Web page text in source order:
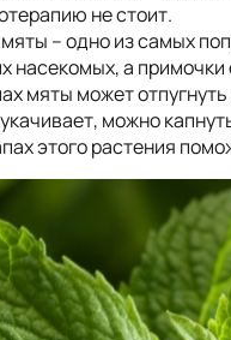
не стоит.
– одно из самых
насекомых, а
мяты может
можно
этого растения